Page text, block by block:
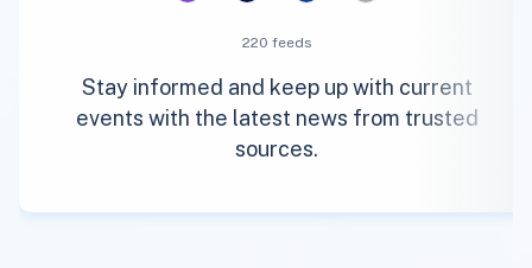
220 feeds
Stay informed and keep up with current
events with the latest news from trusted
sources.